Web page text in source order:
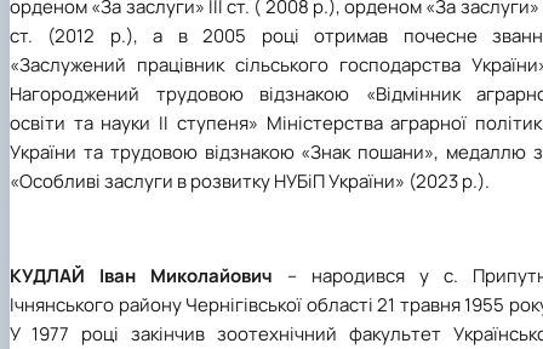
орденом «За заслуги» ІІІ ст. ( 2008 р.), орденом «За заслуги»
ст. (2012 р.), а в 2005 році отримав почесне
«Заслужений працівник сільського господарства
Нагороджений трудовою відзнакою «Відмінник
освіти та науки ІІ ступеня» Міністерства аграрної
України та трудовою відзнакою «Знак пошани», медаллю
«Особливі заслуги в розвитку НУБіП України» (2023 р.).
КУДЛАЙ Іван Миколайович – народився у с.
Ічнянського району Чернігівської області 21 травня 1955
У 1977 році закінчив зоотехнічний факультет